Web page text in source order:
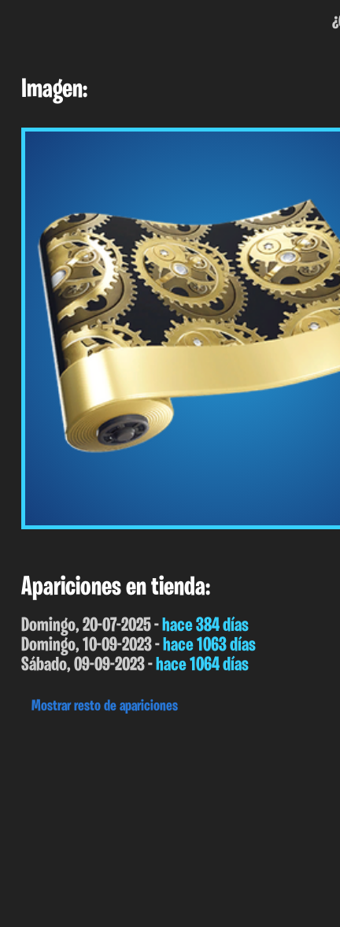
Imagen:
Apariciones en tienda:
Domingo, 20-07-2025 -hace 384 días
Domingo, 10-09-2023 -hace 1063 días
Sábado, 09-09-2023 -hace 1064 días
Mostrar resto de apariciones